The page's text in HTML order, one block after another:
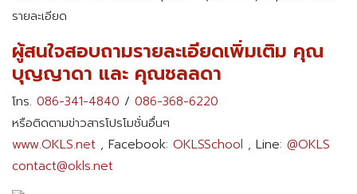
รายละเอียด
ผู้สนใจสอบถามรายละเอียดเพิ่มเติม คุณ
บุญญาดา และ คุณชลลดา
โทร. 086-341-4840 / 086-368-6220
หรือติดตามข่าวสารโปรโมชั่นอื่นๆ
www.OKLS.net , Facebook: OKLSSchool , Line: @OKLS
contact@okls.net